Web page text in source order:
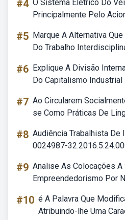
#4 O Sistema Elétrico Do
Principalmente Pelo
#5 Marque A Alternativa
Do Trabalho
#6 Explique A Divisão
Do Capitalismo Industrial
#7 Ao Circularem
se Como Práticas De
#8 Audiência Trabalhista
0024987-
#9 Analise As Colocações A
Empreendedorismo Por
#10 é A Palavra Que
Atribuindo-lhe Uma